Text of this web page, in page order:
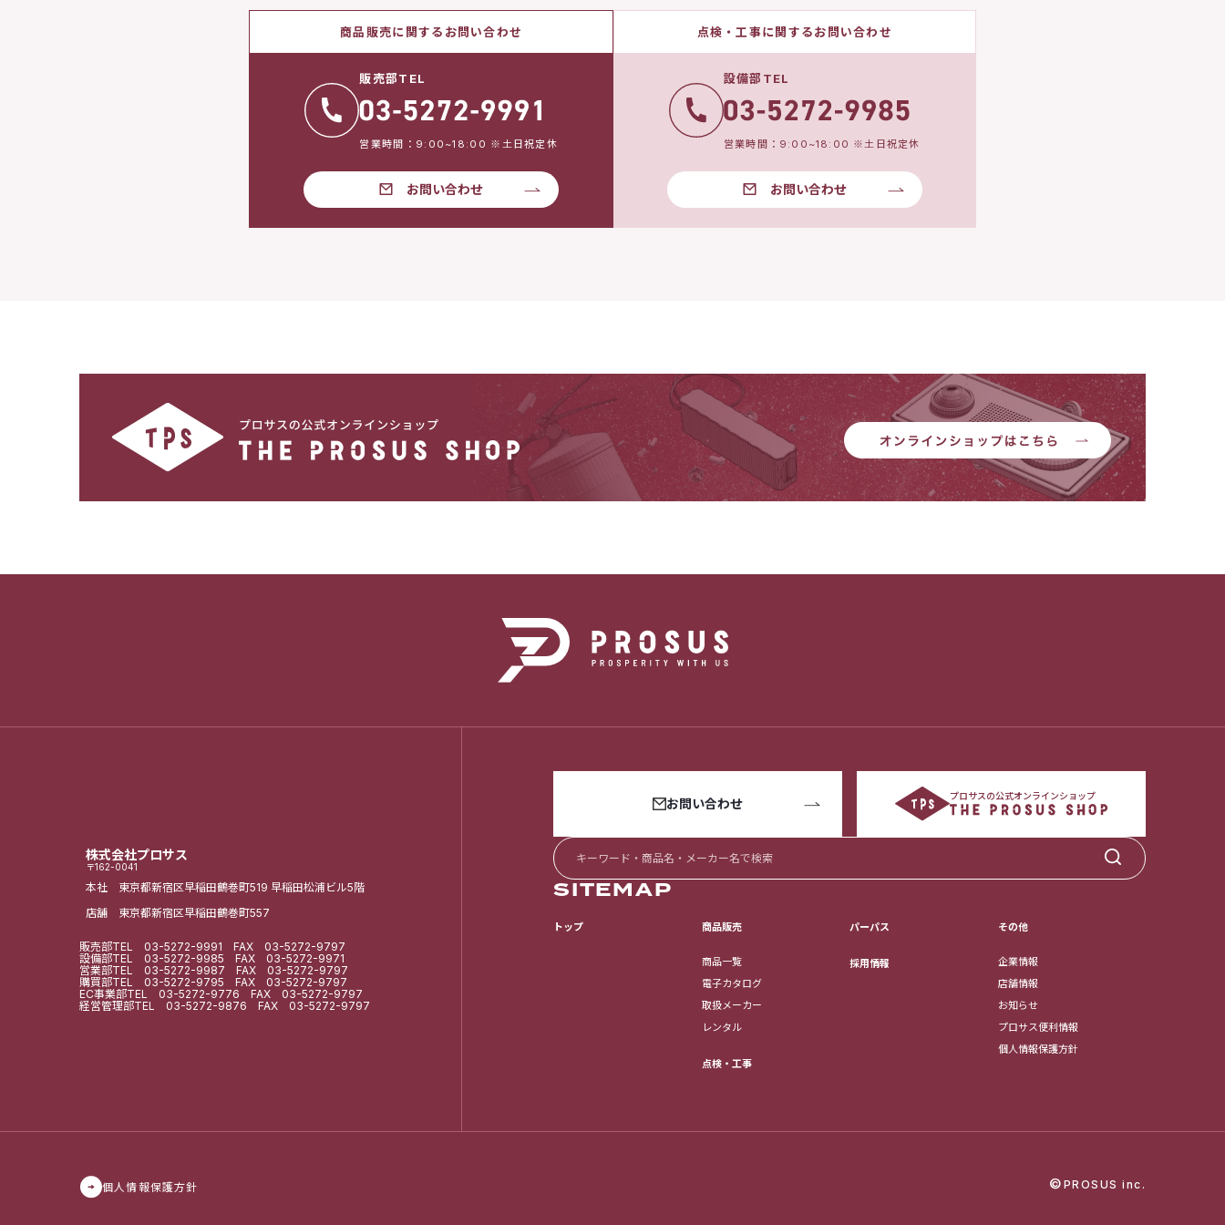
商品販売に関するお問い合わせ
販売部TEL
営業時間：9:00~18:00 ※土日祝定休
お問い合わせ
点検・工事に関するお問い合わせ
設備部TEL
営業時間：9:00~18:00 ※土日祝定休
お問い合わせ
株式会社プロサス
〒162-0041
本社 東京都新宿区早稲田鶴巻町519 早稲田松浦ビル5階
店舗 東京都新宿区早稲田鶴巻町557
販売部TEL 03-5272-9991 FAX 03-5272-9797
設備部TEL 03-5272-9985 FAX 03-5272-9971
営業部TEL 03-5272-9987 FAX 03-5272-9797
購買部TEL 03-5272-9795 FAX 03-5272-9797
EC事業部TEL 03-5272-9776 FAX 03-5272-9797
経営管理部TEL 03-5272-9876 FAX 03-5272-9797
お問い合わせ プロサスの公式オンラインショップ
SITEMAP
トップ 商品販売
商品一覧
電子カタログ
取扱メーカー
レンタル
点検・工事
パーパス
採用情報
その他
企業情報
店舗情報
お知らせ
プロサス便利情報
個人情報保護方針
個人情報保護方針 © PROSUS inc.